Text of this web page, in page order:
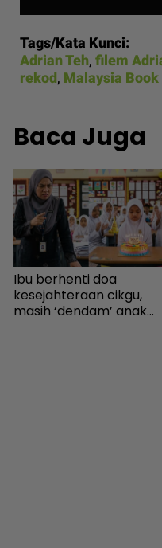
Tags/Kata Kunci:
Adrian Teh, filem
rekod, Malaysia
Baca Juga
Ibu berhenti doa
kesejahteraan cikgu,
masih ‘dendam’ anak